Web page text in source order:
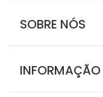
SOBRE NÓS
INFORMAÇÃO